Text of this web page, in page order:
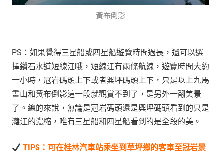
黃布倒影
PS：如果覺得三星船或四星船遊覽時間過長，還可以選
擇鑽石水道短線江哦，短線江有兩條航線，遊覽時間大約
一小時，冠岩碼頭上下或者興坪碼頭上下，只是以上九馬
畫山和黃布倒影這一段就觀賞不到了，是另外一翻美景
了。總的來說，無論是冠岩碼頭還是興坪碼頭看到的只是
灕江的濃縮，唯有三星船和四星船看到的是全段的美。
TIPS：可在桂林汽車站乘坐到草坪鄉的客車至冠岩景